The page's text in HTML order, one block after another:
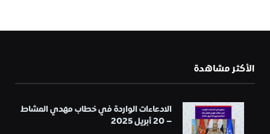
الأكثر مشاهدة
الادعاءات الواردة في خطاب مهدي المشاط
– 20 أبريل 2025